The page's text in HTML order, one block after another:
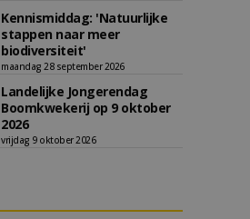
Kennismiddag: 'Natuurlijke
stappen naar meer
biodiversiteit'
maandag 28 september 2026
Landelijke Jongerendag
Boomkwekerij op 9 oktober
2026
vrijdag 9 oktober 2026